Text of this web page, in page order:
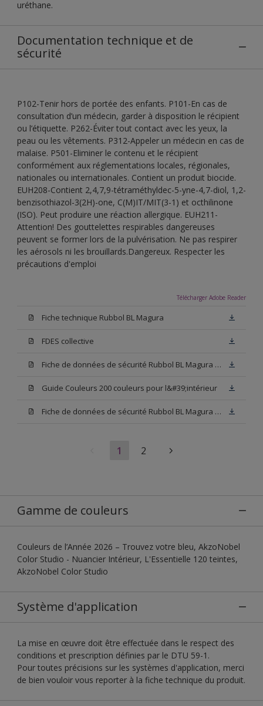
uréthane.
Documentation technique et de
sécurité
P102-Tenir hors de portée des enfants. P101-En cas de
consultation d’un médecin, garder à disposition le récipient
ou l’étiquette. P262-Éviter tout contact avec les yeux, la
peau ou les vêtements. P312-Appeler un médecin en cas de
malaise. P501-Eliminer le contenu et le récipient
conformément aux réglementations locales, régionales,
nationales ou internationales. Contient un produit biocide.
EUH208-Contient 2,4,7,9-tétraméthyldec-5-yne-4,7-diol, 1,2-
benzisothiazol-3(2H)-one, C(M)IT/MIT(3-1) et octhilinone
(ISO). Peut produire une réaction allergique. EUH211-
Attention! Des gouttelettes respirables dangereuses
peuvent se former lors de la pulvérisation. Ne pas respirer
les aérosols ni les brouillards.Dangereux. Respecter les
précautions d'emploi
Télécharger Adobe Reader
Fiche technique Rubbol BL Magura
FDES collective
Fiche de données de sécurité Rubbol BL Magura Blanc
Guide Couleurs 200 couleurs pour l&#39;intérieur
Fiche de données de sécurité Rubbol BL Magura Base N00
1 2
Gamme de couleurs
Couleurs de l’Année 2026 – Trouvez votre bleu, AkzoNobel
Color Studio - Nuancier Intérieur, L'Essentielle 120 teintes,
AkzoNobel Color Studio
Système d'application
La mise en œuvre doit être effectuée dans le respect des
conditions et prescription définies par le DTU 59-1.
Pour toutes précisions sur les systèmes d'application, merci
de bien vouloir vous reporter à la fiche technique du produit.